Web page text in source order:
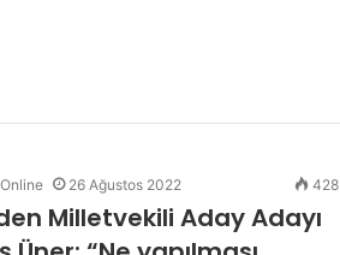
26 Ağustos 2022 428
Milletvekili Aday Adayı